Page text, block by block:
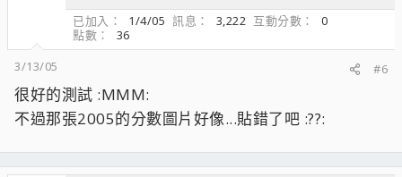
已加入
1/4/05 訊息 3,222 互動分數
0
點數
36
3/13/05
#6
很好的測試 :MMM:
不過那張2005的分數圖片好像...貼錯了吧 :??: